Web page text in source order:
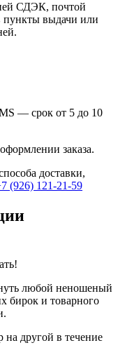
СДЭК, почтой
пункты выдачи или
— срок от 5 до 10
заказа.
доставки,
(926) 121-21-59
любой неношеный
бирок и товарного
на другой в течение